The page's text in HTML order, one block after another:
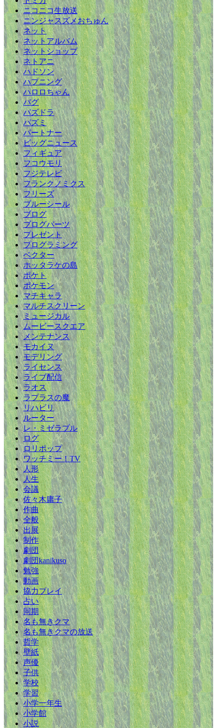
ニコニコ生放送
ニンジャスズメおちゅん
ネット
ネットアルバム
ネットショップ
ネトアニ
ハドソン
ハプニング
ハロロちゃん
バグ
パズドラ
パズミ
パートナー
ビッグニュース
フィギュア
フコウモリ
フジテレビ
フランクノミクス
フリーズ
ブルーシール
ブログ
ブログパーツ
プレゼント
プログラミング
ベクター
ホッタラケの島
ポケト
ポケモン
マチキャラ
マルチスクリーン
ミュージカル
ムービースクエア
メンテナンス
モカイヌ
モデリング
ライセンス
ライブ配信
ラオス
ラプラスの魔
リハビリ
ルーター
レ・ミゼラブル
ログ
ロリポップ
ワッチミー！TV
人形
人生
会議
佐々木庸子
作曲
全般
出展
制作
劇団
劇団kanikuso
勉強
動画
協力プレイ
占い
同期
名も無きクマ
名も無きクマの放送
哲学
壁紙
声優
子供
学校
学習
小学一年生
小学館
小説